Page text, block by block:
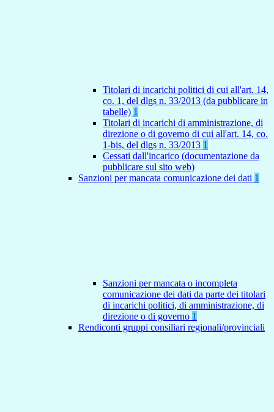
Titolari di incarichi politici di cui all'art. 14,
co. 1, del dlgs n. 33/2013 (da pubblicare in
tabelle) 1
Titolari di incarichi di amministrazione, di
direzione o di governo di cui all'art. 14, co.
1-bis, del dlgs n. 33/2013 1
Cessati dall'incarico (documentazione da
pubblicare sul sito web)
Sanzioni per mancata comunicazione dei dati 1
Sanzioni per mancata o incompleta
comunicazione dei dati da parte dei titolari
di incarichi politici, di amministrazione, di
direzione o di governo 1
Rendiconti gruppi consiliari regionali/provinciali